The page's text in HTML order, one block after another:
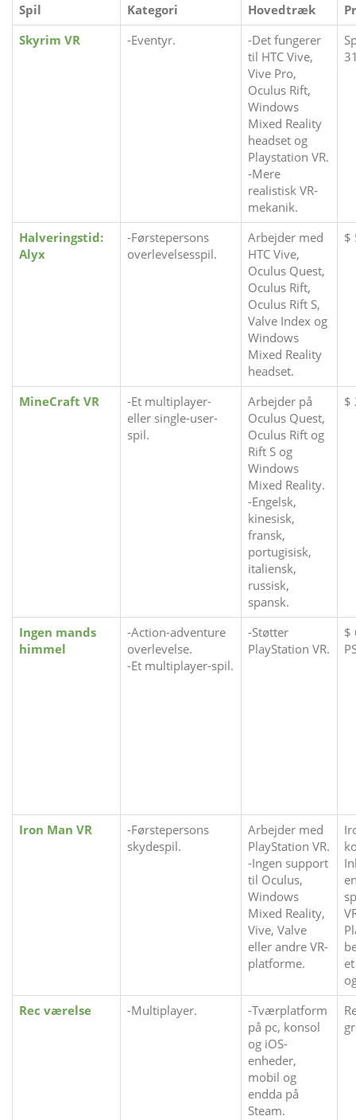
Spil Kategori Hovedtræk
Skyrim VR
-Eventyr.
-Det fungerer
til HTC Vive,
Vive Pro,
Oculus Rift,
Windows
Mixed Reality
headset og
Playstation VR.
-Mere
realistisk VR-
mekanik.
Halveringstid:
Alyx
-Førstepersons
overlevelsesspil.
Arbejder med
HTC Vive,
Oculus Quest,
Oculus Rift,
Oculus Rift S,
Valve Index og
Windows
Mixed Reality
headset.
$
MineCraft VR
-Et multiplayer-
eller single-user-
spil.
Arbejder på
Oculus Quest,
Oculus Rift og
Rift S og
Windows
Mixed Reality.
-Engelsk,
kinesisk,
fransk,
portugisisk,
italiensk,
russisk,
spansk.
$
Ingen mands
himmel
-Action-adventure
overlevelse.
-Et multiplayer-spil.
-Støtter
PlayStation VR.
$
Iron Man VR
-Førstepersons
skydespil.
Arbejder med
PlayStation VR.
-Ingen support
til Oculus,
Windows
Mixed Reality,
Vive, Valve
eller andre VR-
platforme.
Rec værelse
-Multiplayer.
-Tværplatform
på pc, konsol
og iOS-
enheder,
mobil og
endda på
Steam.